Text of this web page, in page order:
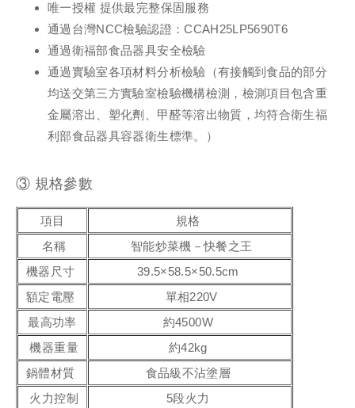
唯一授權 提供最完整保固服務
通過台灣NCC檢驗認證：CCAH25LP5690T6
通過衛福部食品器具安全檢驗
通過實驗室各項材料分析檢驗（有接觸到食品的部分
均送交第三方實驗室檢驗機構檢測，檢測項目包含重
金屬溶出、塑化劑、甲醛等溶出物質，均符合衛生福
利部食品器具容器衛生標準。）
③ 規格參數
項目
規格
名稱
智能炒菜機－快餐之王
機器尺寸
39.5×58.5×50.5cm
額定電壓
單相220V
最高功率
約4500W
機器重量
約42kg
鍋體材質
食品級不沾塗層
火力控制
5段火力